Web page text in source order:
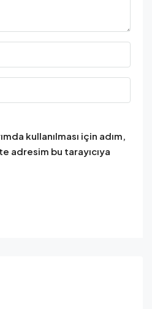
kullanılması için adım,
adresim bu tarayıcıya